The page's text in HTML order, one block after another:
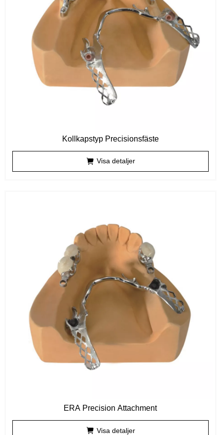
Kollkapstyp Precisionsfäste
Visa detaljer
ERA Precision Attachment
Visa detaljer